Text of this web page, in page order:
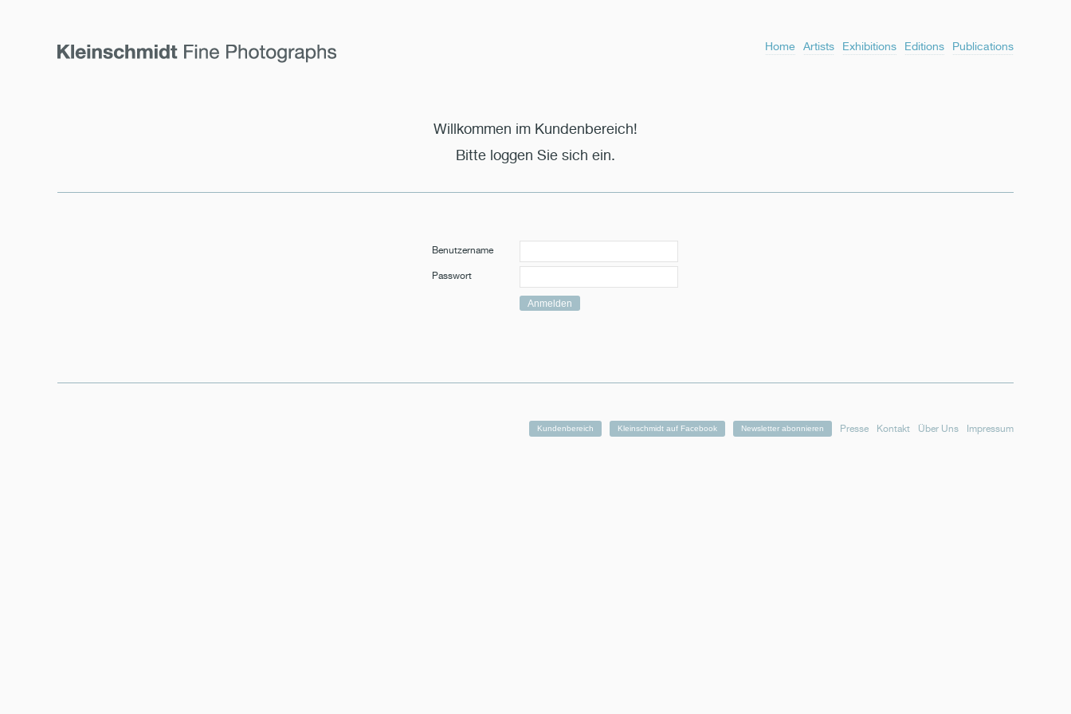
Publications
Editions
Exhibitions
Artists
Home
Willkommen im Kundenbereich!
Bitte loggen Sie sich ein.
Benutzername
Passwort
Impressum
Über Uns
Kontakt
Presse
Newsletter abonnieren
Kleinschmidt auf Facebook
Kundenbereich